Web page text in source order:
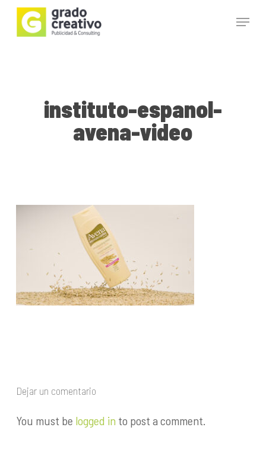
Skip
main
Menu
instituto-espanol-
avena-video
Dejar un comentario
You must be logged in to post a comment.